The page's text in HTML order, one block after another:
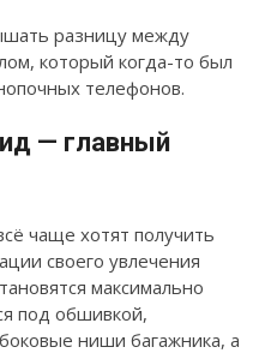
разницу между
который когда-то был
телефонов.
— главный
чаще хотят получить
своего увлечения
максимально
под обшивкой,
ниши багажника, а